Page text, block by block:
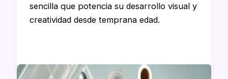
sencilla que potencia su desarrollo visual y
creatividad desde temprana edad.​